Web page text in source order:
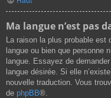
Ma langue n’est pas
La raison la plus probable est
langue ou bien que personne
langue. Essayez de
langue désirée. Si elle
nouvelle traduction. Vous
de phpBB®.